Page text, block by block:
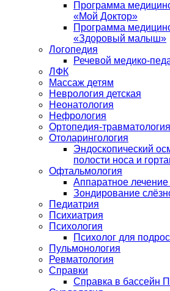
Программа
«Мой Доктор»
Программа
«Здоровый малыш»
Логопедия
Речевой медико-
ЛФК
Массаж детям
Неврология детская
Неонатология
Нефрология
Ортопедия-травматология
Отоларингология
Эндоскопический
полости носа и
Офтальмология
Аппаратное лечение
Зондирование
Педиатрия
Психиатрия
Психология
Психолог для
Пульмонология
Ревматология
Справки
Справка в бассейн